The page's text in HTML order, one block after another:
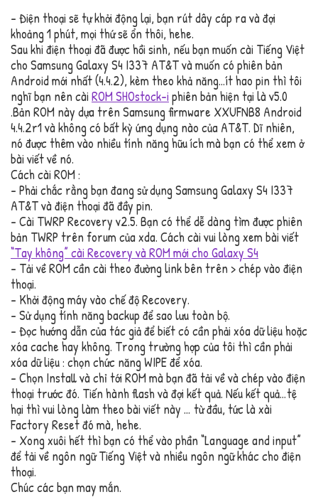
– Điện thoại sẽ tự khởi động lại, bạn rút dây cáp ra và đợi
khoảng 1 phút, mọi thứ sẽ ổn thôi, hehe.
Sau khi điện thoại đã được hồi sinh, nếu bạn muốn cài Tiếng Việt
cho Samsung Galaxy S4 I337 AT&T và muốn có phiên bản
Android mới nhất (4.4.2), kèm theo khả năng…ít hao pin thì tôi
nghĩ bạn nên cài ROM SHOstock-i phiên bản hiện tại là v5.0
.Bản ROM này dựa trên Samsung firmware XXUFNB8 Android
4.4.2r1 và không có bất kỳ ứng dụng nào của AT&T. Dĩ nhiên,
nó được thêm vào nhiều tính năng hữu ích mà bạn có thể xem ở
bài viết về nó.
Cách cài ROM :
– Phải chắc rằng bạn đang sử dụng Samsung Galaxy S4 I337
AT&T và điện thoại đã đầy pin.
– Cài TWRP Recovery v2.5. Bạn có thể dễ dàng tìm được phiên
bản TWRP trên forum của xda. Cách cài vui lòng xem bài viết
“Tay không” cài Recovery và ROM mới cho Galaxy S4
– Tải về ROM cần cài theo đường link bên trên > chép vào điện
thoại.
– Khởi động máy vào chế độ Recovery.
– Sử dụng tính năng backup để sao lưu toàn bộ.
– Đọc hướng dẫn của tác giả để biết có cần phải xóa dữ liệu hoặc
xóa cache hay không. Trong trường hợp của tôi thì cần phải
xóa dữ liệu : chọn chức năng WIPE để xóa.
– Chọn Install và chỉ tới ROM mà bạn đã tải về và chép vào điện
thoại trước đó. Tiến hành flash và đợi kết quả. Nếu kết quả…tệ
hại thì vui lòng làm theo bài viết này … từ đầu, tức là xài
Factory Reset đó mà, hehe.
– Xong xuôi hết thì bạn có thể vào phần “Language and input”
để tải về ngôn ngữ Tiếng Việt và nhiều ngôn ngữ khác cho điện
thoại.
Chúc các bạn may mắn.